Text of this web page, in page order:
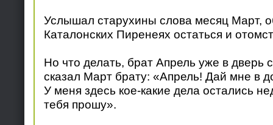
Услышал старухины слова месяц Март,
Каталонских Пиренеях остаться и
Но что делать, брат Апрель уже в дверь
сказал Март брату: «Апрель! Дай мне в
У меня здесь кое-какие дела остались
тебя прошу».